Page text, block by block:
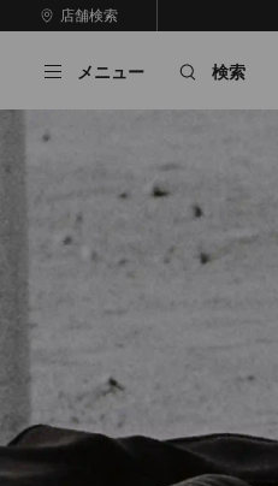
ン
店舗検索
イ
生
メニュー 検索